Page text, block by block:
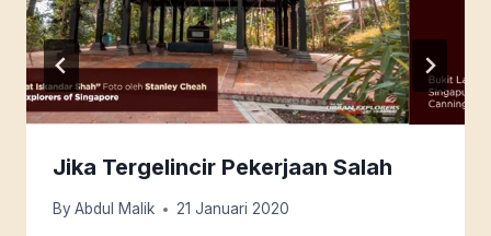
Jika Tergelincir Pekerjaan Salah
By Abdul Malik 21 Januari 2020